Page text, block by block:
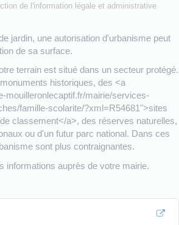
de l'information légale et administrative
jardin, une autorisation d'urbanisme peut
de sa surface.
terrain est situé dans un secteur protégé.
historiques, des <a
mouilleronlecaptif.fr/mairie/services-
famille-scolarite/?xml=R54681">sites
classement</a>, des réserves naturelles,
ou d'un futur parc national. Dans ces
sont plus contraignantes.
informations auprès de votre mairie.